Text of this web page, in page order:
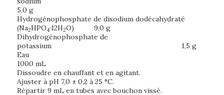
5,0 g
Hydrogénophosphate de disodium dodécahydraté
(Na2HPO4·12H2O) 9,0 g
Dihydrogénophosphate de
potassium 1,5 g
1000 mL
Dissoudre en chauffant et en agitant.
Ajuster à pH 7,0 ± 0,2 à 25 °C.
Répartir 9 mL en tubes avec bouchon vissé.